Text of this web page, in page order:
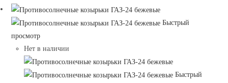
Быстрый
просмотр
Нет в наличии
Быстрый